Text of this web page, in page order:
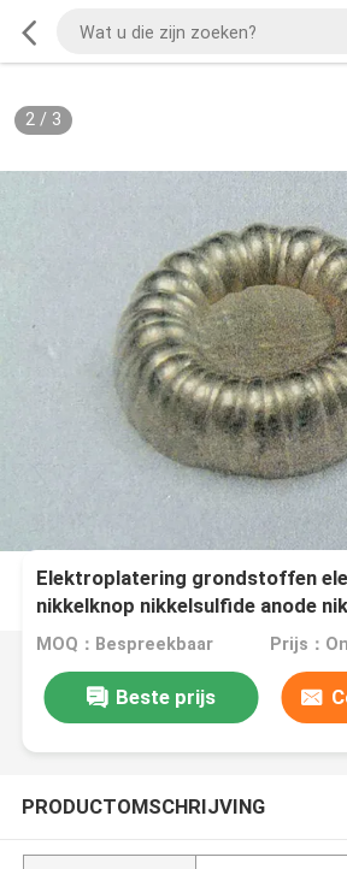
2/ 3
Elektroplatering grondstoffen
nikkelknop nikkelsulfide anode
MOQ：Bespreekbaar Prijs：
Beste prijs
PRODUCTOMSCHRIJVING